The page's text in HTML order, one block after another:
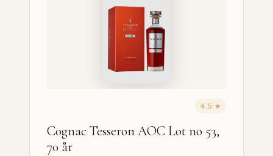
4.5 ★
Cognac Tesseron AOC Lot no 53,
70 år